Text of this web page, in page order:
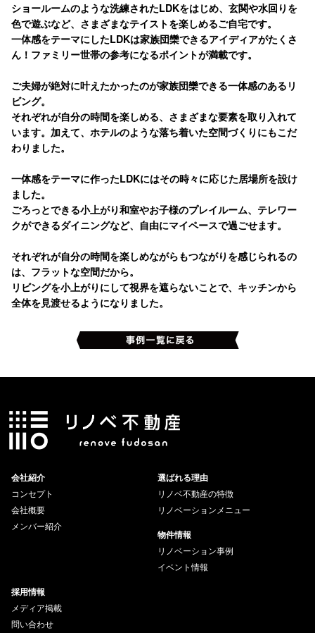
ショールームのような洗練されたLDKをはじめ、玄関や水回りを
色で遊ぶなど、さまざまなテイストを楽しめるご自宅です。
一体感をテーマにしたLDKは家族団欒できるアイディアがたくさ
ん！ファミリー世帯の参考になるポイントが満載です。
ご夫婦が絶対に叶えたかったのが家族団欒できる一体感のあるリ
ビング。
それぞれが自分の時間を楽しめる、さまざまな要素を取り入れて
います。加えて、ホテルのような落ち着いた空間づくりにもこだ
わりました。
一体感をテーマに作ったLDKにはその時々に応じた居場所を設け
ました。
ごろっとできる小上がり和室やお子様のプレイルーム、テレワー
クができるダイニングなど、自由にマイペースで過ごせます。
それぞれが自分の時間を楽しめながらもつながりを感じられるの
は、フラットな空間だから。
リビングを小上がりにして視界を遮らないことで、キッチンから
全体を見渡せるようになりました。
会社紹介
コンセプト
会社概要
メンバー紹介
選ばれる理由
リノベ不動産の特徴
リノベーションメニュー
物件情報
リノベーション事例
イベント情報
採用情報
メディア掲載
問い合わせ